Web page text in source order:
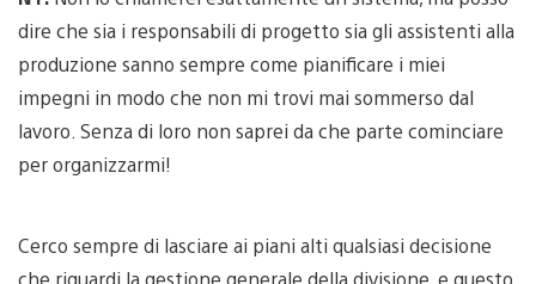
dire che sia i responsabili di progetto sia gli assistenti alla
produzione sanno sempre come pianificare i miei
impegni in modo che non mi trovi mai sommerso dal
lavoro. Senza di loro non saprei da che parte cominciare
per organizzarmi!
Cerco sempre di lasciare ai piani alti qualsiasi decisione
che riguardi la gestione generale della divisione, e questo